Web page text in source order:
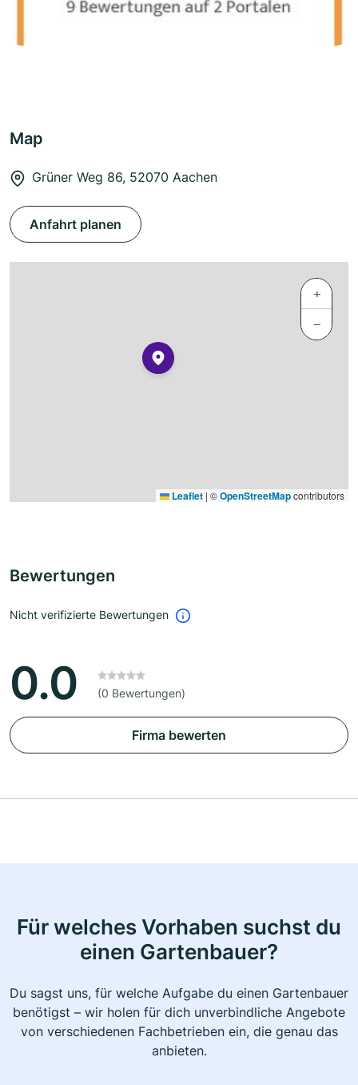
Map
Grüner Weg 86, 52070 Aachen
Anfahrt planen
+
−
Leaflet | ©OpenStreetMapcontributors
Bewertungen
Nicht verifizierte Bewertungen
0.0 (0 Bewertungen)
Firma bewerten
Für welches Vorhaben suchst du
einen Gartenbauer?
Du sagst uns, für welche Aufgabe du einen Gartenbauer
benötigst – wir holen für dich unverbindliche Angebote
von verschiedenen Fachbetrieben ein, die genau das
anbieten.